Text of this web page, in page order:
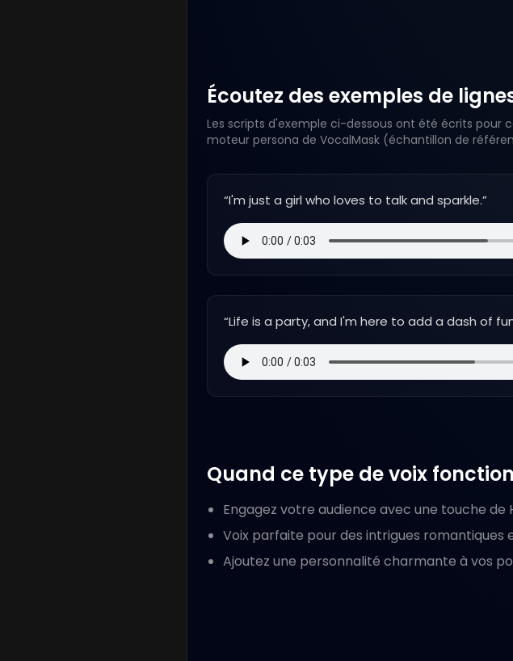
Écoutez des exemples de
Les scripts d'exemple ci-dessous ont été écrits pour
moteur persona de VocalMask (échantillon de
“I'm just a girl who loves to talk and sparkle.”
“Life is a party, and I'm here to add a dash of
Quand ce type de voix
Engagez votre audience avec une touche de
Voix parfaite pour des intrigues romantiques
Ajoutez une personnalité charmante à vos